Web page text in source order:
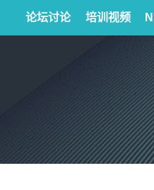
论坛讨论 培训视频